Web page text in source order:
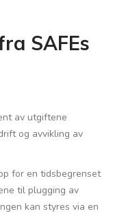
SAFEs
av utgiftene
og avvikling av
for en tidsbegrenset
til plugging av
kan styres via en